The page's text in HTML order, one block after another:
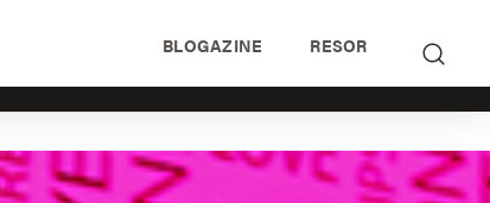
BLOGAZINE RESOR